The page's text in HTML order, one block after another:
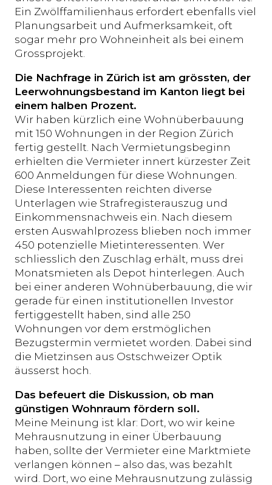
Ein Zwölffamilienhaus erfordert ebenfalls viel
Planungsarbeit und Aufmerksamkeit, oft
sogar mehr pro Wohneinheit als bei einem
Grossprojekt.
Die Nachfrage in Zürich ist am grössten, der
Leerwohnungsbestand im Kanton liegt bei
einem halben Prozent.
Wir haben kürzlich eine Wohnüberbauung
mit 150 Wohnungen in der Region Zürich
fertig gestellt. Nach Vermietungsbeginn
erhielten die Vermieter innert kürzester Zeit
600 Anmeldungen für diese Wohnungen.
Diese Interessenten reichten diverse
Unterlagen wie Strafregisterauszug und
Einkommensnachweis ein. Nach diesem
ersten Auswahlprozess blieben noch immer
450 potenzielle Mietinteressenten. Wer
schliesslich den Zuschlag erhält, muss drei
Monatsmieten als Depot hinterlegen. Auch
bei einer anderen Wohnüberbauung, die wir
gerade für einen institutionellen Investor
fertiggestellt haben, sind alle 250
Wohnungen vor dem erstmöglichen
Bezugstermin vermietet worden. Dabei sind
die Mietzinsen aus Ostschweizer Optik
äusserst hoch.
Das befeuert die Diskussion, ob man
günstigen Wohnraum fördern soll.
Meine Meinung ist klar: Dort, wo wir keine
Mehrausnutzung in einer Überbauung
haben, sollte der Vermieter eine Marktmiete
verlangen können – also das, was bezahlt
wird. Dort, wo eine Mehrausnutzung zulässig